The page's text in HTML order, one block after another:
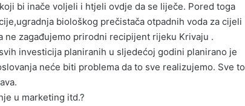
bi inače voljeli i htjeli ovdje da se liječe. Pored toga
biološkog prečistača otpadnih voda za cijeli
ne zagađujemo prirodni recipijent rijeku Krivaju .
investicija planiranih u sljedećoj godini planirano je
neće biti problema da to sve realizujemo. Sve to
u marketing itd.?